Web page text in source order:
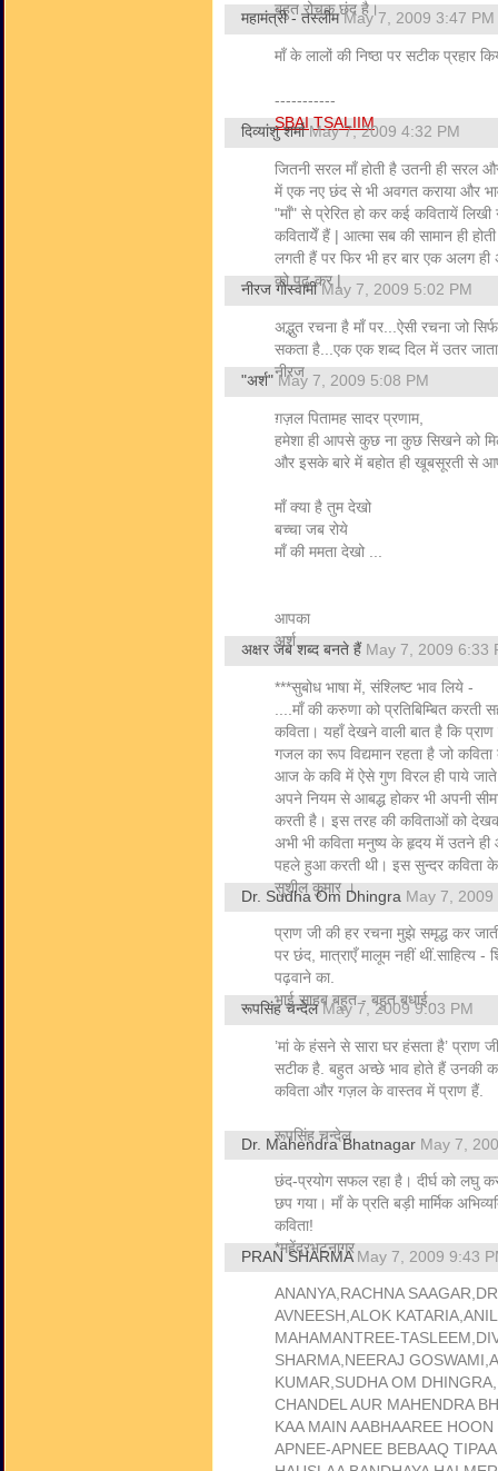
बहुत रोचक छंद है।
महामंत्री - तस्लीम May 7, 2009 3:47 PM
मॉं के लालों की निष्‍ठा पर सटीक प्रहार
-----------
SBAI TSALIIM
दिव्यांशु शर्मा May 7, 2009 4:32 PM
जितनी सरल माँ होती है उतनी ही सरल
में एक नए छंद से भी अवगत कराया और
"माँ" से प्रेरित हो कर कई कवितायें लिखी
कवितायेँ हैं | आत्मा सब की सामान ही
लगती हैं पर फिर भी हर बार एक अलग ही
को पढ़ कर |
नीरज गोस्वामी May 7, 2009 5:02 PM
अद्भुत रचना है माँ पर...ऐसी रचना जो
सकता है...एक एक शब्द दिल में उतर
नीरज
"अर्श" May 7, 2009 5:08 PM
ग़ज़ल पितामह सादर प्रणाम,
हमेशा ही आपसे कुछ ना कुछ सिखने को
और इसके बारे में बहोत ही खूबसूरती से
माँ क्या है तुम देखो
बच्चा जब रोये
माँ की ममता देखो ...
आपका
अर्श
अक्षर जब शब्द बनते हैं May 7, 2009 6:33
***सुबोध भाषा में, संश्लिष्ट भाव लिये -
....माँ की करुणा को प्रतिबिम्बित
कविता। यहाँ देखने वाली बात है कि
गजल का रूप विद्यमान रहता है जो
आज के कवि में ऐसे गुण विरल ही पाये
अपने नियम से आबद्ध होकर भी अपनी
करती है। इस तरह की कविताओं को
अभी भी कविता मनुष्य के हृदय में उतने
पहले हुआ करती थी। इस सुन्दर कविता के
सुशील कुमार ।
Dr. Sudha Om Dhingra May 7, 2009
प्राण जी की हर रचना मुझे समृद्ध कर
पर छंद, मात्राएँ मालूम नहीं थीं.साहित्य -
पढ़वाने का.
भाई साहब बहुत - बहुत बधाई...
रूपसिंह चन्देल May 7, 2009 9:03 PM
’मां के हंसने से सारा घर हंसता है’ प्राण
सटीक है. बहुत अच्छे भाव होते हैं उनकी
कविता और गज़ल के वास्तव में प्राण हैं.
रूपसिंह चन्देल
Dr. Mahendra Bhatnagar May 7,
छंद-प्रयोग सफल रहा है। दीर्घ को लघु
छप गया। माँ के प्रति बड़ी मार्मिक
कविता!
*महेंद्रभटनागर
PRAN SHARMA May 7, 2009 9:43
ANANYA,RACHNA
AVNEESH,ALOK
MAHAMANTREE-
SHARMA,NEERAJ
KUMAR,SUDHA OM
CHANDEL AUR MAHENDRA
KAA MAIN AABHAAREE
APNEE-APNEE BEBAAQ